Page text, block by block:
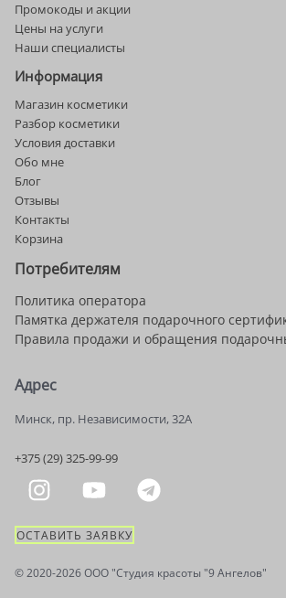
Промокоды и акции
Цены на услуги
Наши специалисты
Информация
Магазин косметики
Разбор косметики
Условия доставки
Обо мне
Блог
Отзывы
Контакты
Корзина
Потребителям
Политика оператора
Памятка держателя подарочного
Правила продажи и обращения
Адрес
Минск, пр. Независимости, 32А
+375 (29) 325-99-99
ОСТАВИТЬ ЗАЯВКУ
© 2020-2026 OOO "Студия красоты "9 Ангелов"